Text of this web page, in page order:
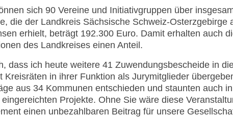
sich 90 Vereine und Initiativgruppen über
die der Landkreis Sächsische Schweiz-Osterzgebirge
erhielt, beträgt 192.300 Euro. Damit erhalten auch
des Landkreises einen Anteil.
dass ich heute weitere 41 Zuwendungsbescheide in
Kreisräten in ihrer Funktion als Jurymitglieder
aus 34 Kommunen entschieden und staunten auch
Projekte. Ohne Sie wäre diese
einen unbezahlbaren Beitrag für unsere